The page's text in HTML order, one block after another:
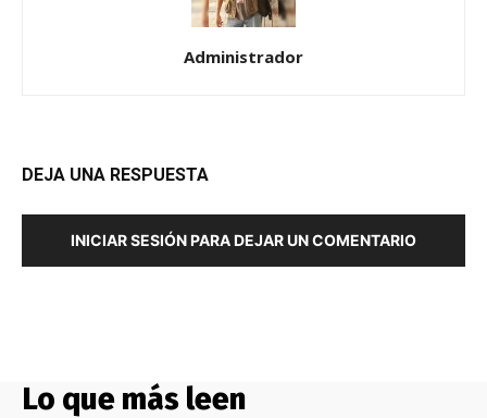
Administrador
DEJA UNA RESPUESTA
INICIAR SESIÓN PARA DEJAR UN COMENTARIO
Lo que más leen